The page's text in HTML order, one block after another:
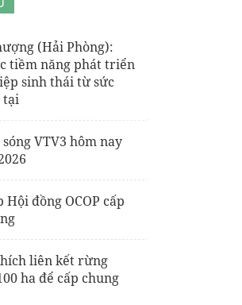
(Hải Phòng):
tiềm năng phát triển
sinh thái từ sức
tại
VTV3 hôm nay
Hội đồng OCOP cấp
liên kết rừng
ha để cấp chung